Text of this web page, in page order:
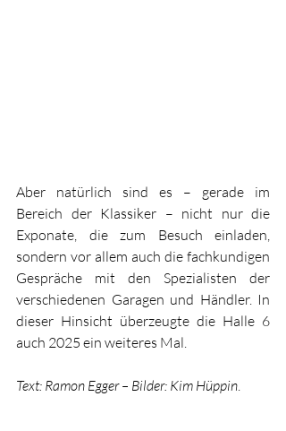
Aber natürlich sind es – gerade im
Bereich der Klassiker – nicht nur die
Exponate, die zum Besuch einladen,
sondern vor allem auch die fachkundigen
Gespräche mit den Spezialisten der
verschiedenen Garagen und Händler. In
dieser Hinsicht überzeugte die Halle 6
auch 2025 ein weiteres Mal.
Text: Ramon Egger – Bilder: Kim Hüppin.